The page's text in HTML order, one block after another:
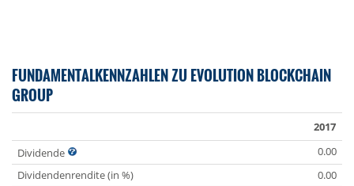
FUNDAMENTALKENNZAHLEN ZU EVOLUTION BLOCKCHAIN
GROUP
2017
Dividende
0.00
Dividendenrendite (in %)
0.00